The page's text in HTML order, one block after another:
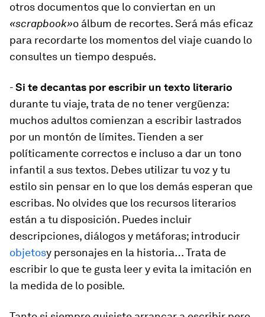
otros documentos que lo conviertan en un
«scrapbook»o álbum de recortes. Será más eficaz
para recordarte los momentos del viaje cuando lo
consultes un tiempo después.
-Si te decantas por escribir un texto literario
durante tu viaje, trata de no tener vergüenza:
muchos adultos comienzan a escribir lastrados
por un montón de límites. Tienden a ser
políticamente correctos e incluso a dar un tono
infantil a sus textos. Debes utilizar tu voz y tu
estilo sin pensar en lo que los demás esperan que
escribas. No olvides que los recursos literarios
están a tu disposición. Puedes incluir
descripciones, diálogos y metáforas; introducir
objetosy personajes en la historia… Trata de
escribir lo que te gusta leer y evita la imitación en
la medida de lo posible.